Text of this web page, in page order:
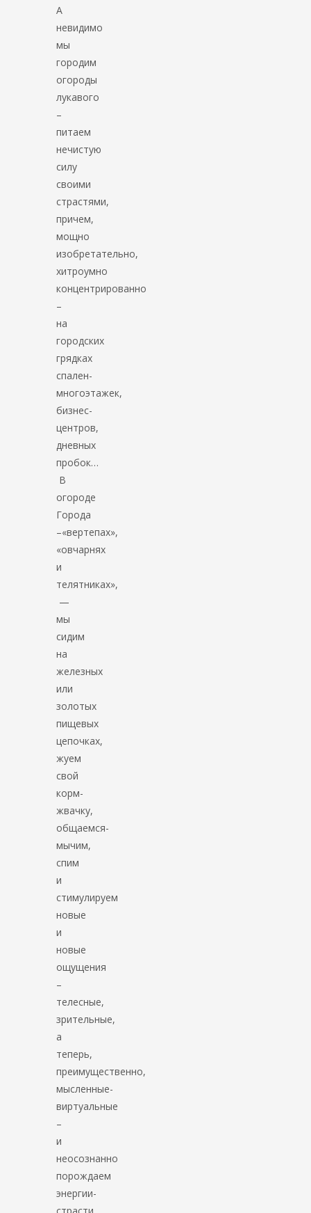
А
невидимо
мы
городим
огороды
лукавого
–
питаем
нечистую
силу
своими
страстями,
причем,
мощно
изобретательно,
хитроумно
концентрированно
–
на
городских
грядках
спален-
многоэтажек,
бизнес-
центров,
дневных
пробок…
В
огороде
Города
–«вертепах»,
«овчарнях
и
телятниках»,
—
мы
сидим
на
железных
или
золотых
пищевых
цепочках,
жуем
свой
корм-
жвачку,
общаемся-
мычим,
спим
и
стимулируем
новые
и
новые
ощущения
–
телесные,
зрительные,
а
теперь,
преимущественно,
мысленные-
виртуальные
–
и
неосознанно
порождаем
энергии-